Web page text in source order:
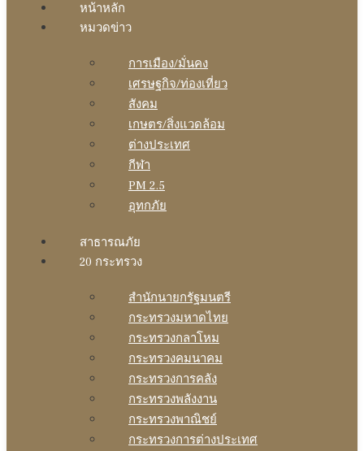
หน้าหลัก
หมวดข่าว
การเมือง/มั่นคง
เศรษฐกิจ/ท่องเที่ยว
สังคม
เกษตร/สิ่งแวดล้อม
ต่างประเทศ
กีฬา
PM 2.5
อุทกภัย
สาธารณภัย
20 กระทรวง
สํานักนายกรัฐมนตรี
กระทรวงมหาดไทย
กระทรวงกลาโหม
กระทรวงคมนาคม
กระทรวงการคลัง
กระทรวงพลังงาน
กระทรวงพาณิชย์
กระทรวงการต่างประเทศ